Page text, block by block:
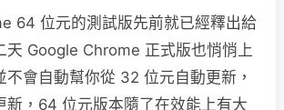
64 位元的測試版先前就已經釋出給
天 Google Chrome 正式版也悄悄上
不會自動幫你從 32 位元自動更新，
新，64 位元版本隨了在效能上有大